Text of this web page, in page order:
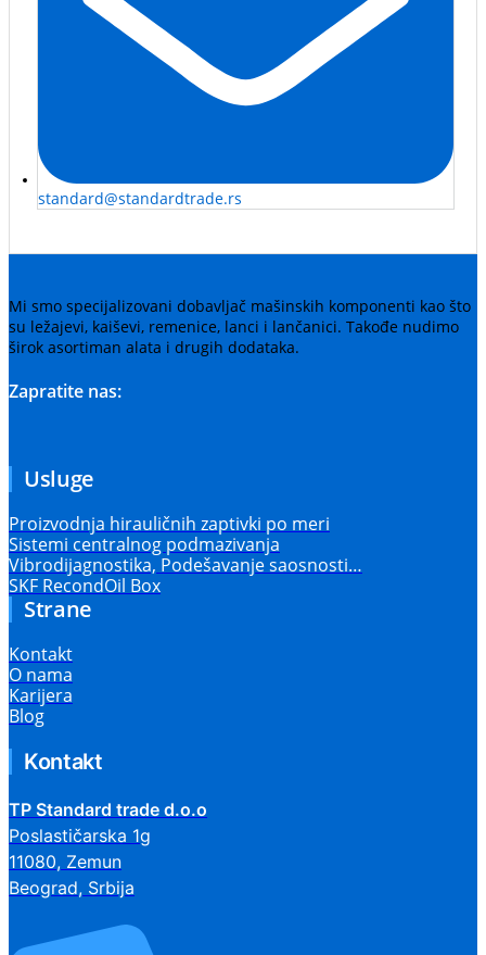
standard@standardtrade.rs
Mi smo specijalizovani dobavljač mašinskih komponenti kao što
su ležajevi, kaiševi, remenice, lanci i lančanici. Takođe nudimo
širok asortiman alata i drugih dodataka.
Zapratite nas:
Usluge
Proizvodnja hirauličnih zaptivki po meri
Sistemi centralnog podmazivanja
Vibrodijagnostika, Podešavanje saosnosti…
SKF RecondOil Box
Strane
Kontakt
O nama
Karijera
Blog
Kontakt
TP Standard trade d.o.o
Poslastičarska 1g
11080, Zemun
Beograd, Srbija